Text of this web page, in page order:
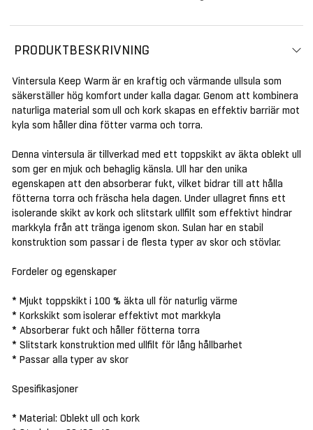
PRODUKTBESKRIVNING
Vintersula Keep Warm är en kraftig och värmande ullsula som
säkerställer hög komfort under kalla dagar. Genom att kombinera
naturliga material som ull och kork skapas en effektiv barriär mot
kyla som håller dina fötter varma och torra.
Denna vintersula är tillverkad med ett toppskikt av äkta oblekt ull
som ger en mjuk och behaglig känsla. Ull har den unika
egenskapen att den absorberar fukt, vilket bidrar till att hålla
fötterna torra och fräscha hela dagen. Under ullagret finns ett
isolerande skikt av kork och slitstark ullfilt som effektivt hindrar
markkyla från att tränga igenom skon. Sulan har en stabil
konstruktion som passar i de flesta typer av skor och stövlar.
Fordeler og egenskaper
* Mjukt toppskikt i 100 % äkta ull för naturlig värme
* Korkskikt som isolerar effektivt mot markkyla
* Absorberar fukt och håller fötterna torra
* Slitstark konstruktion med ullfilt för lång hållbarhet
* Passar alla typer av skor
Spesifikasjoner
* Material: Oblekt ull och kork